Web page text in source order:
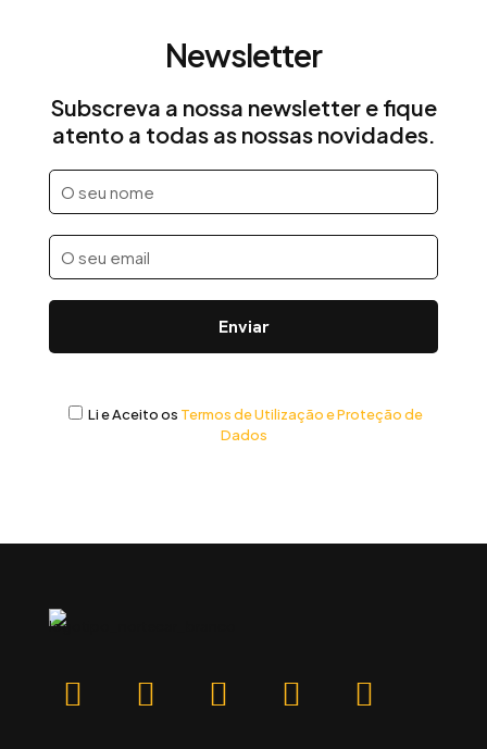
Newsletter
Subscreva a nossa newsletter e fique
atento a todas as nossas novidades.
Li e Aceito os Termos de Utilização e Proteção de
Dados